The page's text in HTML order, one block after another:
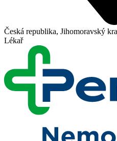
Česká republika, Jihomoravský
Lékař